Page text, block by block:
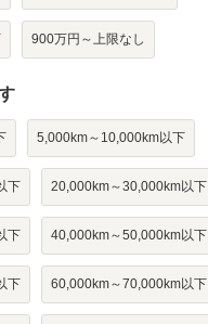
900万円～上限なし
5,000km～10,000km以下
下 20,000km～30,000km以下
下 40,000km～50,000km以下
下 60,000km～70,000km以下